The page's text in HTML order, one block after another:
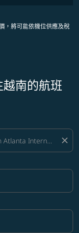
，將可能依機位供應及稅
南的航班
close